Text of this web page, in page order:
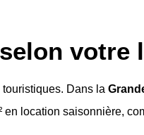
votre
Dans la
location saisonnière,